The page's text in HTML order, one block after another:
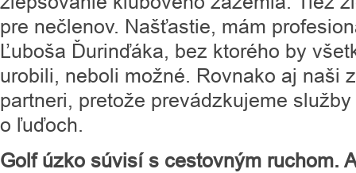
pre nečlenov. Našťastie, mám
Ľuboša Ďurinďáka, bez ktorého by
urobili, neboli možné. Rovnako aj naši
partneri, pretože prevádzkujeme
o ľuďoch.
Golf úzko súvisí s cestovným ruchom.